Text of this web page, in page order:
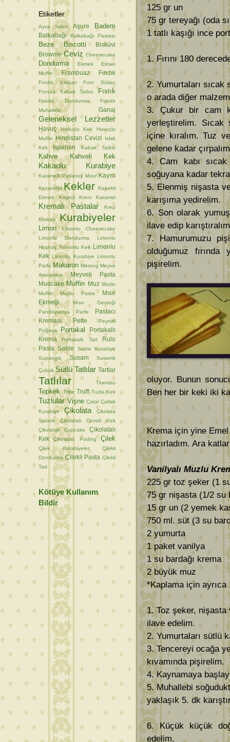
125 gr un
75 gr tereyağı (oda
1 tatlı kaşığı ince
1. Fırını 180
2. Yumurtaları
o arada diğer
3. Çukur bir cam
yerleştirelim. Sıcak
içine kıralım. Tuz
gelene kadar
4. Cam kabı sıcak
soğuyana kadar
5. Elenmiş nişasta ve
karışıma yedirelim.
6. Son olarak
ilave edip
7. Hamurumuzu
olduğumuz
pişirelim.
oluyor. Bunun
Ben her bir keki iki
Krema için yine Emel
hazırladım. Ara
Vanilyalı Muzlu
225 gr toz şeker (1
75 gr nişasta (1/2 su
15 gr un (2 yemek
750 ml. süt (3 su
2 yumurta
1 paket vanilya
1 su bardağı krema
2 büyük muz
*Kaplama için ayrıca
1. Toz şeker, nişasta
ilave edelim.
2. Yumurtaları sütlü
3. Tencereyi ocağa
kıvamında pişirelim.
4. Kaynamaya
5. Muhallebi
yaklaşık 5. dk
6. Küçük küçük
edelim.
Etiketler
Ayva tatlısı Aşure Badem
Balkabağı Balkabağı Pastası
Beze Biscotti
Bisküvi
Brownie Ceviz Cheesecake
Dondurma Ekmek
Elmalı
Muffin
Frambuaz Fındık
Fındık Krokan
Fırın Sütlaç
Fırında Kabak Tatlısı
Fıstık
Fıstıklı Dondurma
Fıstıklı
Muhallebi
Ganaj
Geleneksel Lezzetler
Havuç Havuçlu Kek
Havuçlu
Muffin Hindistan Cevizi
Islak
Kek
Ispahan Kabak Tatlısı
Kahve Kahveli Kek
Kakaolu Kurabiye
Karamelli Patlamış Mısır Kayısı
Kazandibi Kekler Kepekli
Ekmek
Keşkül Krem Karamel
Kremalı Pastalar Krep
Krokan Kurabiyeler
Limon
Limonlu Cheesecake
Limonlu Dondurma
Limonlu
Haşhaş Tohumlu Kek
Limonlu
Kek Limonlu Kurabiye Limonlu
Parfe Makaron Mereng Meyve
Aranjmanı
Meyveli Pasta
Mudcake Muffin Muz Muzlu
Muffin
Muzlu Pasta
Mısır
Ekmeği
Mısır Gevreği
Pandispanya
Parfe
Pastacı
Kreması
Pelte
Peynirli
Poğaça
Portakal
Portakallı
Krema
Portakallı Tart
Rulo
Pasta Sable
Sable Kurabiye
Supangle
Susam Susamlı
Çubuk Sütlü Tatlılar Tartlar
Tatlılar Tiramisu
Topkek Trifle Truff Tuzlu Kek
Tuzlular Vişne Çatal Çatlak
Kurabiye
Çikolata
Çikolata
Salamı
Çikolatalı Cevizli Kek
Çikolatalı Cupcake
Çikolatalı
Kek
Çikolatalı Puding Çilek
Çilek Kurabiyeler
Çilekli
Dondurma Çilekli Pasta Çilekli
Tart
Kötüye Kullanım
Bildir